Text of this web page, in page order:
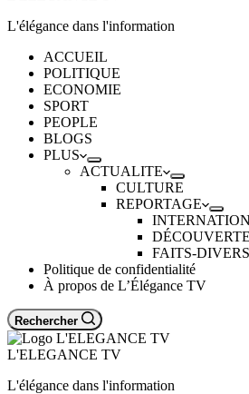
L'élégance dans l'information
ACCUEIL
POLITIQUE
ECONOMIE
SPORT
PEOPLE
BLOGS
PLUS
ACTUALITE
CULTURE
REPORTAGE
DÉCOUVERTE
FAITS-DIVERS
Politique de confidentialité
À propos de L’Élégance TV
Rechercher
L'ELEGANCE TV
L'élégance dans l'information